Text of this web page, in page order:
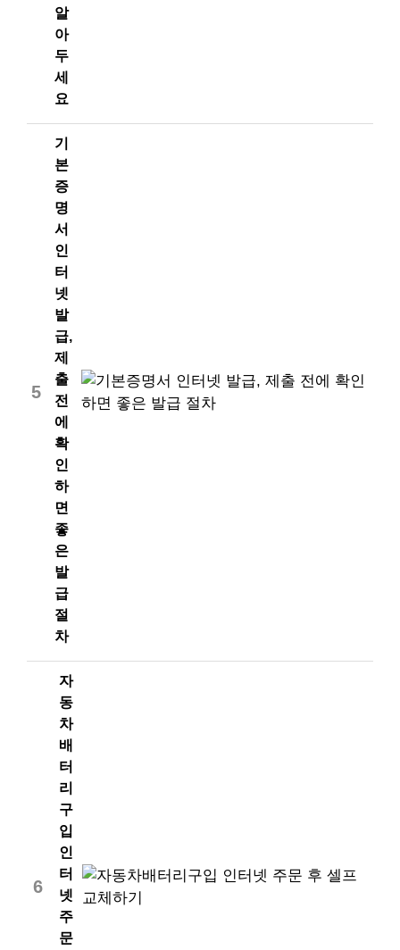
알
아
두
세
요
5
기
본
증
명
서
인
터
넷
발
급,
제
출
전
에
확
인
하
면
좋
은
발
급
절
차
6
자
동
차
배
터
리
구
입
인
터
넷
주
문